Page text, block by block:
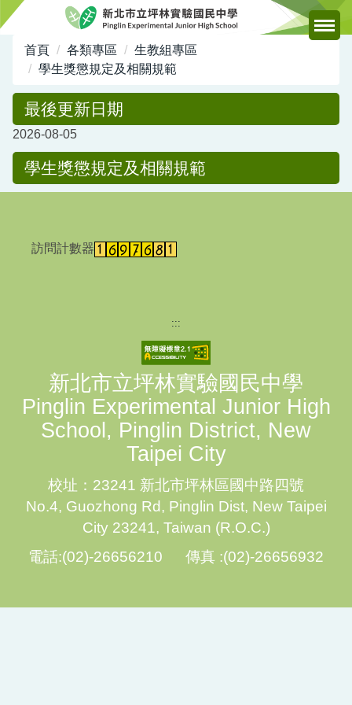
跳
區
首頁 各類專區
生教組專區
學生獎懲規定及相關規範
最後更新日期
2026-08-05
學生獎懲規定及相關規範
訪問計數器
:::
新北市立坪林實驗國民中學
Pinglin Experimental Junior High
School, Pinglin District, New
Taipei City
校址：23241 新北市坪林區國中路四號
No.4, Guozhong Rd, Pinglin Dist, New Taipei
City 23241, Taiwan (R.O.C.)
電話:(02)-26656210 傳真 :(02)-26656932